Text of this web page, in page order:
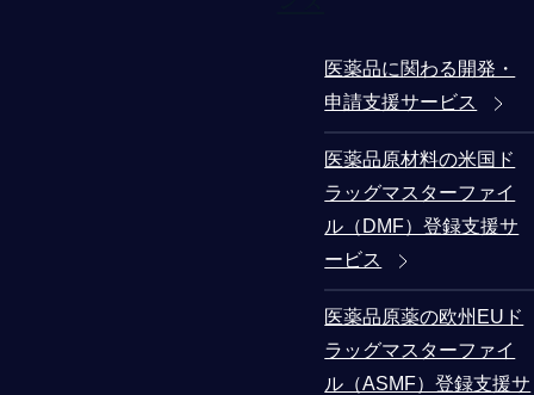
医薬品に関わる開発・
申請支援サービス
医薬品原材料の米国ド
ラッグマスターファイ
ル（DMF）登録支援サ
ービス
医薬品原薬の欧州EUド
ラッグマスターファイ
ル（ASMF）登録支援サ